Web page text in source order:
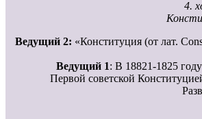
4.
Ведущий 2: «Конституция (от лат.
Ведущий 1: В 18821-1825
Первой советской